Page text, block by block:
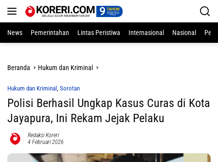
News
Pemerintahan Lintas Peristiwa Internasional Nasional
Beranda Hukum dan Kriminal
Hukum dan Kriminal , Sorotan
Polisi Berhasil Ungkap Kasus Curas di Kota
Jayapura, Ini Rekam Jejak Pelaku
Redaksi Koreri
4 Februari 2026